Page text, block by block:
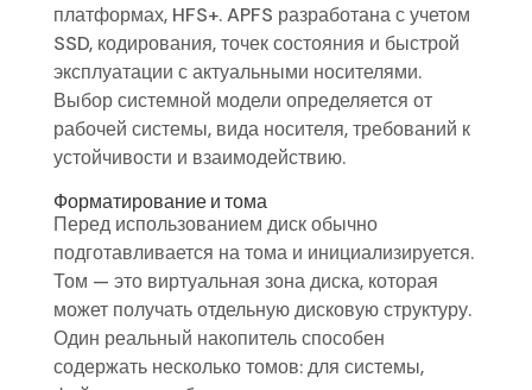
платформах, HFS+. APFS разработана с учетом
SSD, кодирования, точек состояния и быстрой
эксплуатации с актуальными носителями.
Выбор системной модели определяется от
рабочей системы, вида носителя, требований к
устойчивости и взаимодействию.
Форматирование и тома
Перед использованием диск обычно
подготавливается на тома и инициализируется.
Том — это виртуальная зона диска, которая
может получать отдельную дисковую структуру.
Один реальный накопитель способен
содержать несколько томов: для системы,